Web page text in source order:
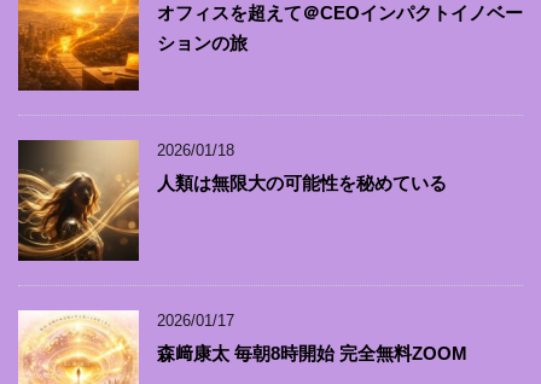
オフィスを超えて＠CEOインパクトイノベー
ションの旅
2026/01/18
人類は無限大の可能性を秘めている
2026/01/17
森﨑康太 毎朝8時開始 完全無料ZOOM